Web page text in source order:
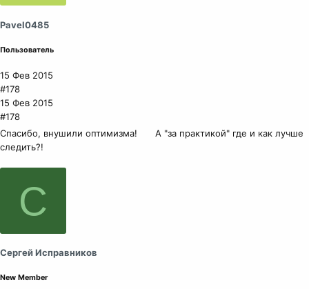
и
Pavel0485
Пользователь
15 Фев 2015
#178
15 Фев 2015
#178
Спасибо, внушили оптимизма!
А "за практикой" где и как лучше
следить?!
С
Сергей Исправников
New Member